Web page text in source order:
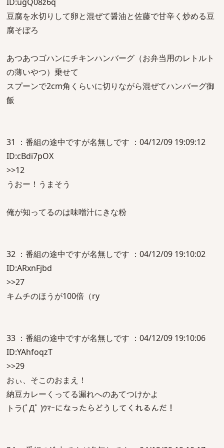
豆腐を水切りして卵と混ぜて醤油と佐藤で甘辛く炒める豆
腐そぼろ
あつあつゴハンにチキンハンバーグ（お弁当用のレトルト
の薄いやつ）乗せて
スプーンで2cm角くらいに切りながら混ぜてハンバーグ御
飯
31 ：番組の途中ですが名無しです ：04/12/09 19:09:12
ID:cBdi7pOX
>>12
うおー！うまそう
俺が知ってるのは味噌汁にきな粉
32 ：番組の途中ですが名無しです ：04/12/09 19:10:02
ID:ARxnFjbd
>>27
キムチのほうが100倍（ry
33 ：番組の途中ですが名無しです ：04/12/09 19:10:06
ID:YAhfoqzT
>>29
おぃ、そこのおまえ！
納豆カレーくってる漏れへのあてつけかよ
トラ(ﾟДﾟ )ｳﾏｰになったらどうしてくれるんだ！